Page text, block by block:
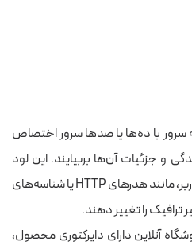
سرور با ده‌ها یا صدها سرور اختصاص
و جزئیات آن‌ها بربیایند. این لود
بالانسرها به محتوای درخواست کاربر، مانند هدرهای HTTP یا شناسه‌های
آنلاین دارای دایرکتوری محصول،